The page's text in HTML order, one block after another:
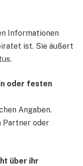
Informationen
ist. Sie äußert
oder festen
Angaben.
Partner oder
über ihr